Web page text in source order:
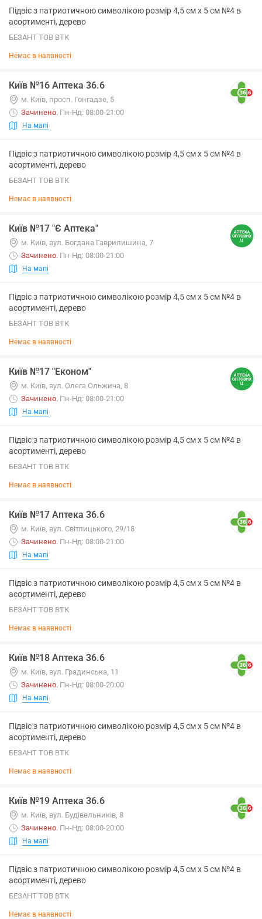
Підвіс з патриотичною символікою розмір 4,5 см х 5 см №4 в
асортименті, дерево
БЕЗАНТ ТОВ ВТК
Немає в наявності
Київ №16 Аптека 36.6
м. Київ, просп. Гонгадзе, 5
Зачинено. Пн-Нд: 08:00-21:00
На мапі
Підвіс з патриотичною символікою розмір 4,5 см х 5 см №4 в
асортименті, дерево
БЕЗАНТ ТОВ ВТК
Немає в наявності
Київ №17 "Є Аптека"
м. Київ, вул. Богдана Гаврилишина, 7
Зачинено. Пн-Нд: 08:00-21:00
На мапі
Підвіс з патриотичною символікою розмір 4,5 см х 5 см №4 в
асортименті, дерево
БЕЗАНТ ТОВ ВТК
Немає в наявності
Київ №17 "Економ"
м. Київ, вул. Олега Ольжича, 8
Зачинено. Пн-Нд: 08:00-21:00
На мапі
Підвіс з патриотичною символікою розмір 4,5 см х 5 см №4 в
асортименті, дерево
БЕЗАНТ ТОВ ВТК
Немає в наявності
Київ №17 Аптека 36.6
м. Київ, вул. Світлицького, 29/18
Зачинено. Пн-Нд: 08:00-21:00
На мапі
Підвіс з патриотичною символікою розмір 4,5 см х 5 см №4 в
асортименті, дерево
БЕЗАНТ ТОВ ВТК
Немає в наявності
Київ №18 Аптека 36.6
м. Київ, вул. Градинська, 11
Зачинено. Пн-Нд: 08:00-20:00
На мапі
Підвіс з патриотичною символікою розмір 4,5 см х 5 см №4 в
асортименті, дерево
БЕЗАНТ ТОВ ВТК
Немає в наявності
Київ №19 Аптека 36.6
м. Київ, вул. Будівельників, 8
Зачинено. Пн-Нд: 08:00-20:00
На мапі
Підвіс з патриотичною символікою розмір 4,5 см х 5 см №4 в
асортименті, дерево
БЕЗАНТ ТОВ ВТК
Немає в наявності